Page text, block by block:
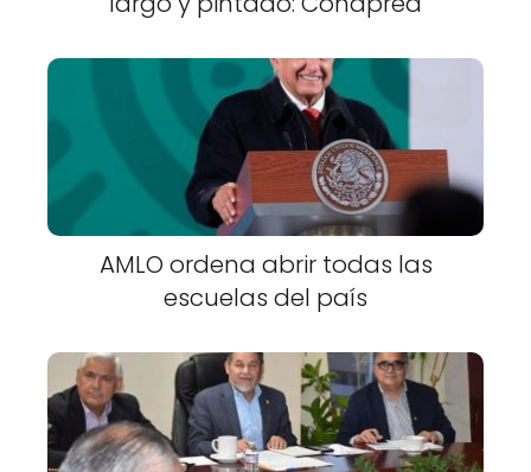
AMLO ordena abrir todas las
escuelas del país